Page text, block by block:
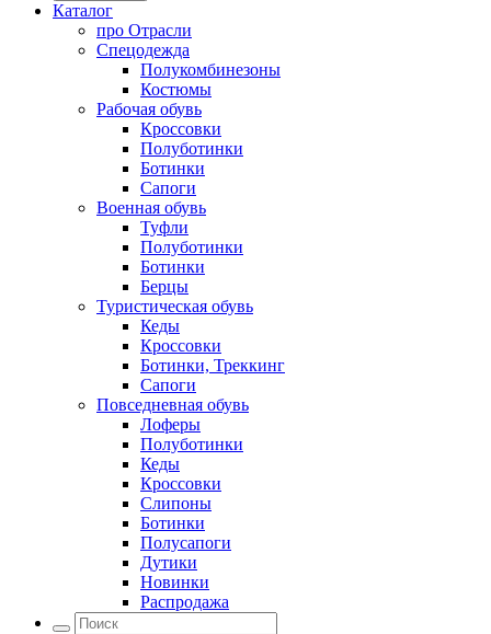
Каталог
про Отрасли
Спецодежда
Полукомбинезоны
Костюмы
Рабочая обувь
Кроссовки
Полуботинки
Ботинки
Сапоги
Военная обувь
Туфли
Полуботинки
Ботинки
Берцы
Туристическая обувь
Кеды
Кроссовки
Ботинки, Треккинг
Сапоги
Повседневная обувь
Лоферы
Полуботинки
Кеды
Кроссовки
Слипоны
Ботинки
Полусапоги
Дутики
Новинки
Распродажа